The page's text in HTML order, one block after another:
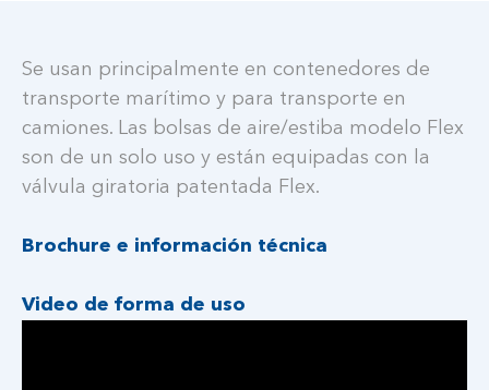
Se usan principalmente en contenedores de
transporte marítimo y para transporte en
camiones. Las bolsas de aire/estiba modelo Flex
son de un solo uso y están equipadas con la
válvula giratoria patentada Flex.
Brochure e información técnica
Video de forma de uso